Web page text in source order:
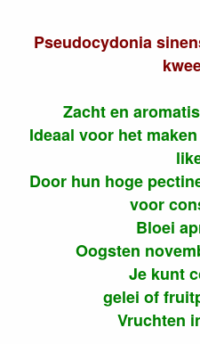
Pseudocydonia
Zacht en
Ideaal voor het
Door hun hoge
voor
Bloei
Oogsten
Je kunt
gelei of
Vruchten